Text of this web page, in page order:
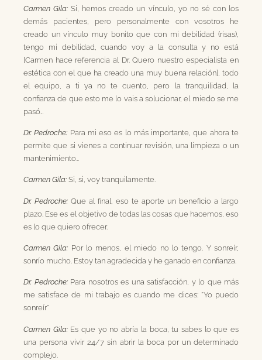
Carmen Gila: Si, hemos creado un vínculo, yo no sé con los
demás pacientes, pero personalmente con vosotros he
creado un vínculo muy bonito que con mi debilidad (risas),
tengo mi debilidad, cuando voy a la consulta y no está
[Carmen hace referencia al Dr. Quero nuestro especialista en
estética con el que ha creado una muy buena relación], todo
el equipo, a ti ya no te cuento, pero la tranquilidad, la
confianza de que esto me lo vais a solucionar, el miedo se me
pasó…
Dr. Pedroche: Para mi eso es lo más importante, que ahora te
permite que si vienes a continuar revisión, una limpieza o un
mantenimiento…
Carmen Gila:Si, si, voy tranquilamente.
Dr. Pedroche: Que al final, eso te aporte un beneficio a largo
plazo. Ese es el objetivo de todas las cosas que hacemos, eso
es lo que quiero ofrecer.
Carmen Gila: Por lo menos, el miedo no lo tengo. Y sonreír,
sonrío mucho. Estoy tan agradecida y he ganado en confianza.
Dr. Pedroche: Para nosotros es una satisfacción, y lo que más
me satisface de mi trabajo es cuando me dices: “Yo puedo
sonreír”
Carmen Gila:Es que yo no abría la boca, tu sabes lo que es
una persona vivir 24/7 sin abrir la boca por un determinado
complejo.